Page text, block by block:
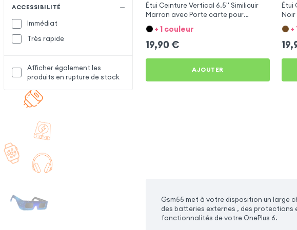
ACCESSIBILITÉ
Immédiat
Très rapide
Afficher également les
produits en rupture de stock
Étui Ceinture Vertical 6.5'' Similicuir
Marron avec Porte carte pour
OnePlus 6
+ 1 couleur
19,90 €
AJOUTER
Étui
Noir
+
Gsm55 met à votre disposition un large
des batteries externes , des protections
fonctionnalités de votre OnePlus 6.